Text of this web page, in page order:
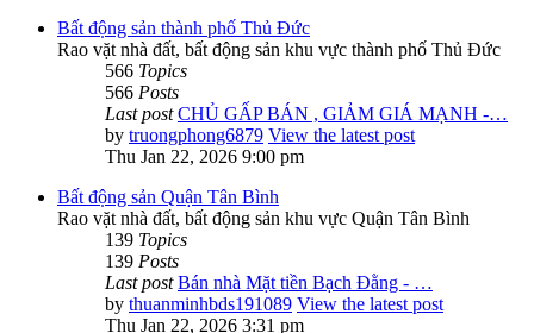
Bất động sản thành phố Thủ Đức
Rao vặt nhà đất, bất động sản khu vực thành phố Thủ Đức
566 Topics
566 Posts
Last post CHỦ GẤP BÁN , GIẢM GIÁ MẠNH -…
by truongphong6879 View the latest post
Thu Jan 22, 2026 9:00 pm
Bất động sản Quận Tân Bình
Rao vặt nhà đất, bất động sản khu vực Quận Tân Bình
139 Topics
139 Posts
Last post Bán nhà Mặt tiền Bạch Đằng - …
by thuanminhbds191089 View the latest post
Thu Jan 22, 2026 3:31 pm